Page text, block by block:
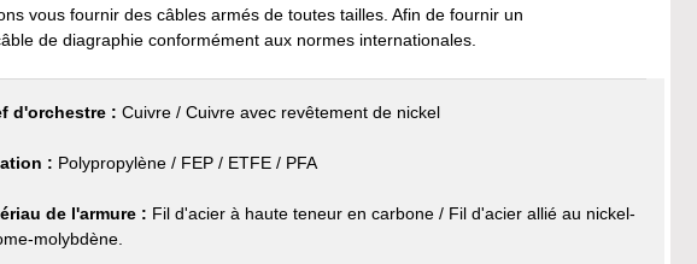
vous fournir des câbles armés de toutes tailles. Afin de fournir un
de diagraphie conformément aux normes internationales.
d'orchestre : Cuivre / Cuivre avec revêtement de nickel
: Polypropylène / FEP / ETFE / PFA
de l'armure : Fil d'acier à haute teneur en carbone / Fil d'acier allié au nickel-
molybdène.